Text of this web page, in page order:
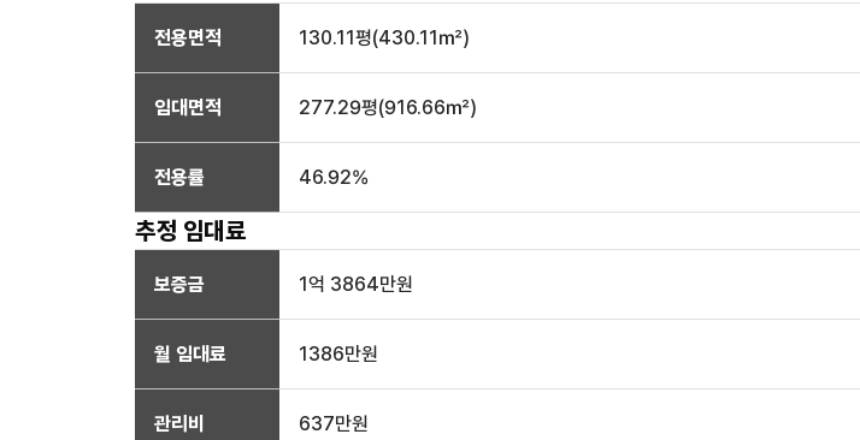
전용면적 130.11평(430.11㎡)
임대면적 277.29평(916.66㎡)
전용률 46.92%
추정 임대료
보증금 1억 3864만원
월 임대료 1386만원
관리비 637만원